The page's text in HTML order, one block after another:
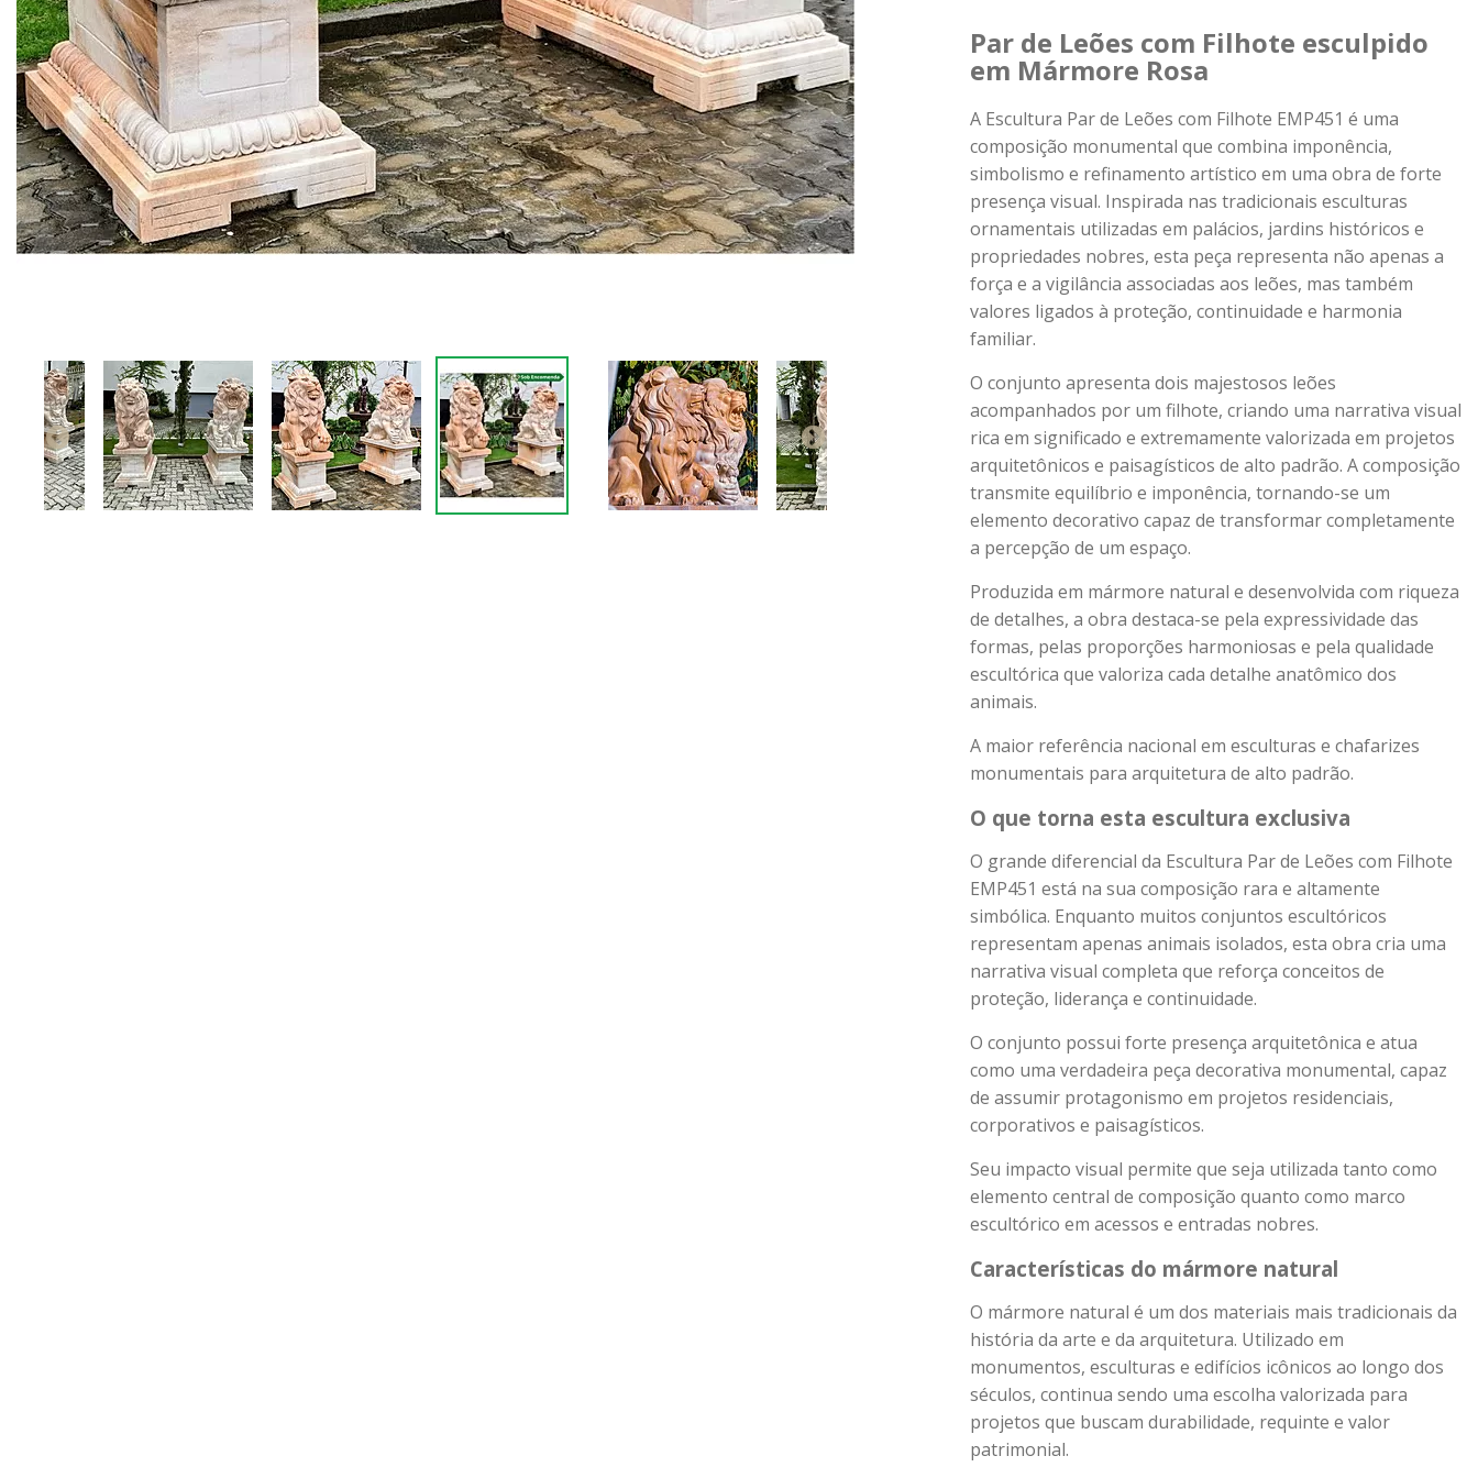
Par de Leões com Filhote esculpido
em Mármore Rosa
A Escultura Par de Leões com Filhote EMP451 é uma
composição monumental que combina imponência,
simbolismo e refinamento artístico em uma obra de forte
presença visual. Inspirada nas tradicionais esculturas
ornamentais utilizadas em palácios, jardins históricos e
propriedades nobres, esta peça representa não apenas a
força e a vigilância associadas aos leões, mas também
valores ligados à proteção, continuidade e harmonia
familiar.
O conjunto apresenta dois majestosos leões
acompanhados por um filhote, criando uma narrativa visual
rica em significado e extremamente valorizada em projetos
arquitetônicos e paisagísticos de alto padrão. A composição
transmite equilíbrio e imponência, tornando-se um
elemento decorativo capaz de transformar completamente
a percepção de um espaço.
Produzida em mármore natural e desenvolvida com riqueza
de detalhes, a obra destaca-se pela expressividade das
formas, pelas proporções harmoniosas e pela qualidade
escultórica que valoriza cada detalhe anatômico dos
animais.
A maior referência nacional em esculturas e chafarizes
monumentais para arquitetura de alto padrão.
O que torna esta escultura exclusiva
O grande diferencial da Escultura Par de Leões com Filhote
EMP451 está na sua composição rara e altamente
simbólica. Enquanto muitos conjuntos escultóricos
representam apenas animais isolados, esta obra cria uma
narrativa visual completa que reforça conceitos de
proteção, liderança e continuidade.
O conjunto possui forte presença arquitetônica e atua
como uma verdadeira peça decorativa monumental, capaz
de assumir protagonismo em projetos residenciais,
corporativos e paisagísticos.
Seu impacto visual permite que seja utilizada tanto como
elemento central de composição quanto como marco
escultórico em acessos e entradas nobres.
Características do mármore natural
O mármore natural é um dos materiais mais tradicionais da
história da arte e da arquitetura. Utilizado em
monumentos, esculturas e edifícios icônicos ao longo dos
séculos, continua sendo uma escolha valorizada para
projetos que buscam durabilidade, requinte e valor
patrimonial.